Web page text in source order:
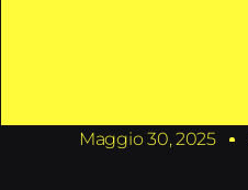
Maggio 30, 2025